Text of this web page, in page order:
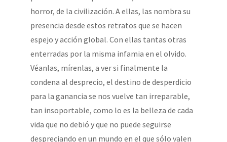
horror, de la civilización. A ellas, las nombra su
presencia desde estos retratos que se hacen
espejo y acción global. Con ellas tantas otras
enterradas por la misma infamia en el olvido.
Véanlas, mírenlas, a ver si finalmente la
condena al desprecio, el destino de desperdicio
para la ganancia se nos vuelve tan irreparable,
tan insoportable, como lo es la belleza de cada
vida que no debió y que no puede seguirse
despreciando en un mundo en el que sólo valen